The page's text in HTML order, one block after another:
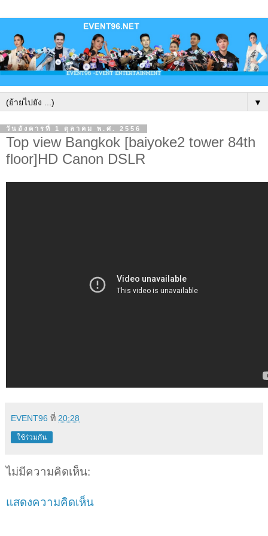
▼
วันอังคารที่ 1 ตุลาคม พ.ศ. 2556
Top view Bangkok [baiyoke2 tower 84th
floor]HD Canon DSLR
EVENT96 ที่ 20:28
ใช้ร่วมกัน
ไม่มีความคิดเห็น:
แสดงความคิดเห็น